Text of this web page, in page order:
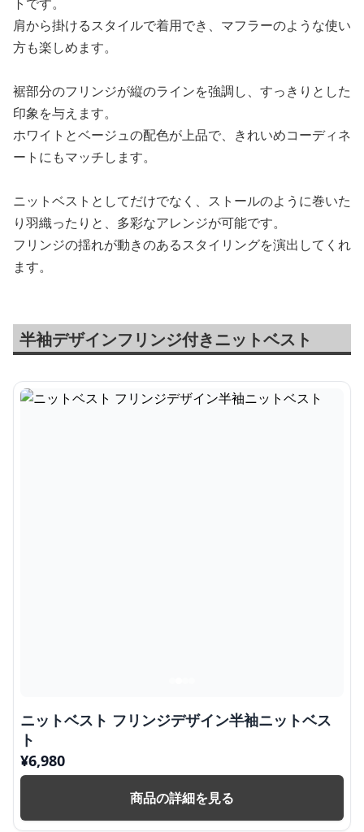
肩から掛けるスタイルで着用でき、マフラーのような使い
方も楽しめます。
裾部分のフリンジが縦のラインを強調し、すっきりとした
印象を与えます。
ホワイトとベージュの配色が上品で、きれいめコーディネ
ートにもマッチします。
ニットベストとしてだけでなく、ストールのように巻いた
り羽織ったりと、多彩なアレンジが可能です。
フリンジの揺れが動きのあるスタイリングを演出してくれ
ます。
半袖デザインフリンジ付きニットベスト
ニットベスト フリンジデザイン半袖ニットベス
ト
¥6,980
商品の詳細を見る